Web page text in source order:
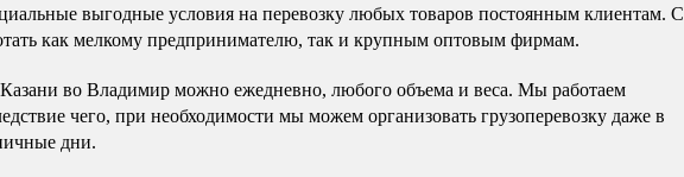
выгодные условия на перевозку любых товаров постоянным клиентам. С
как мелкому предпринимателю, так и крупным оптовым фирмам.
Казани во Владимир можно ежедневно, любого объема и веса. Мы работаем
чего, при необходимости мы можем организовать грузоперевозку даже в
дни.